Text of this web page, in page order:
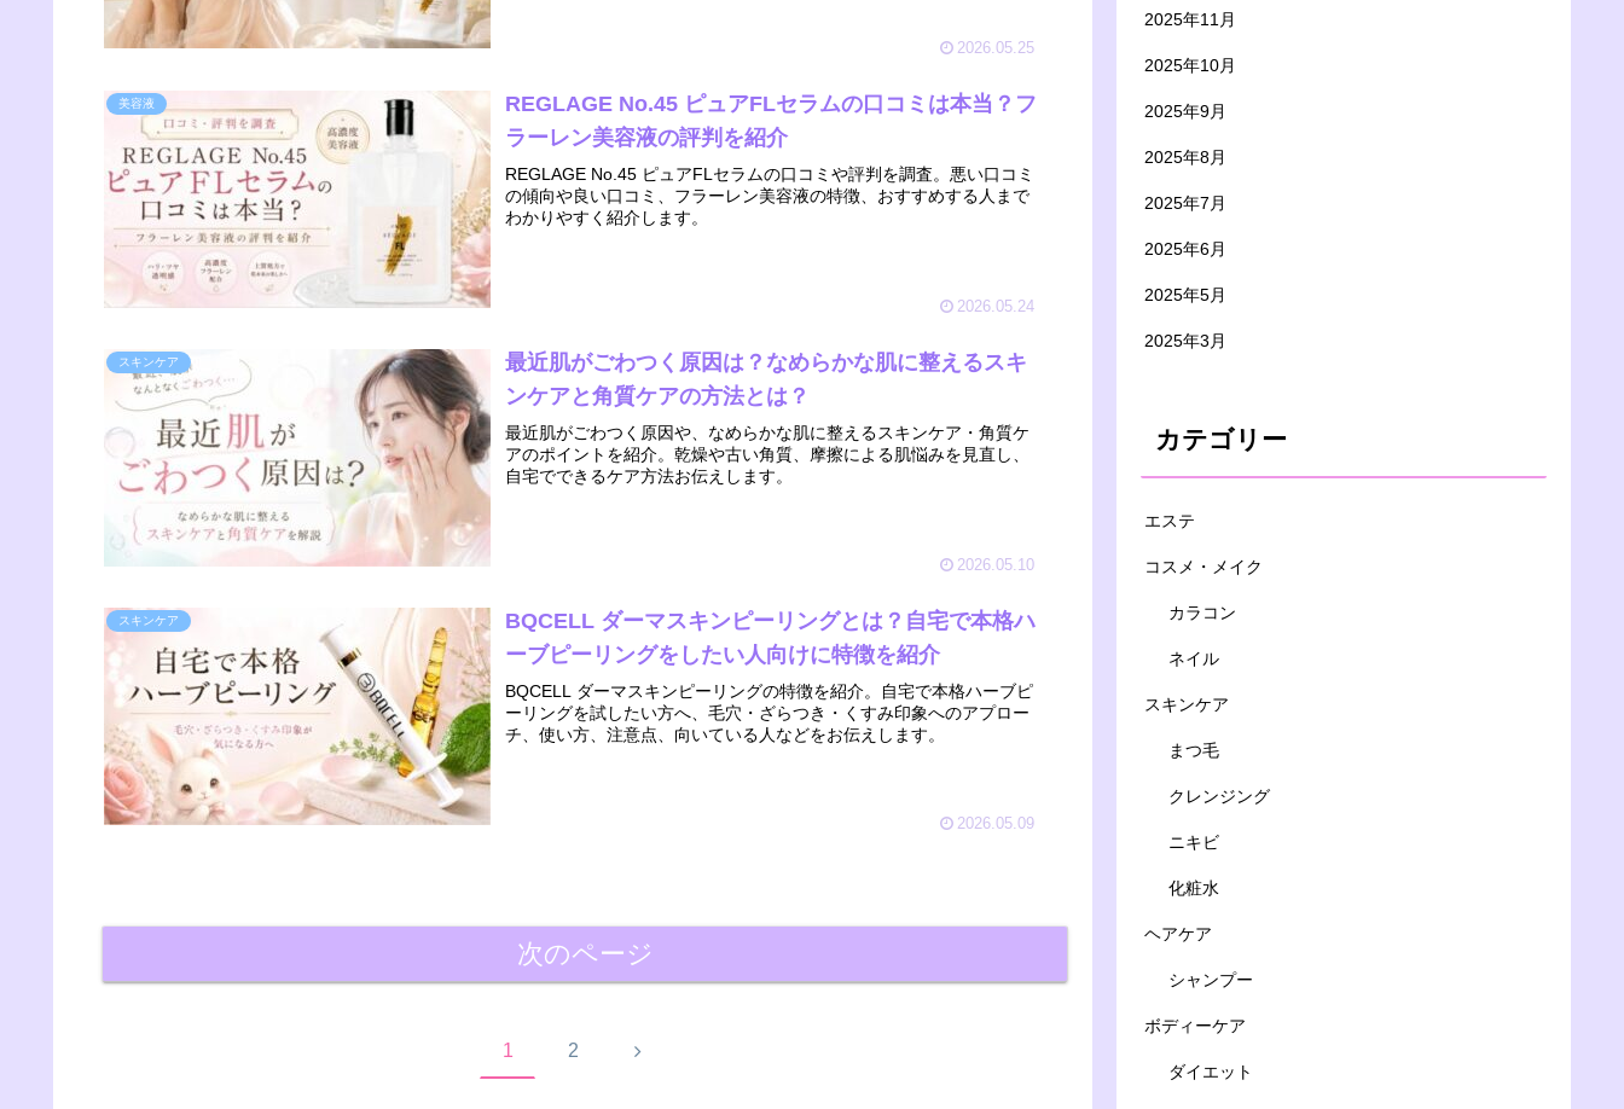
2026.05.25
美容液
REGLAGE No.45 ピュアFLセラムの口コミは本当？フ
ラーレン美容液の評判を紹介
REGLAGE No.45 ピュアFLセラムの口コミや評判を調査。悪い口コミ
の傾向や良い口コミ、フラーレン美容液の特徴、おすすめする人まで
わかりやすく紹介します。
2026.05.24
スキンケア
最近肌がごわつく原因は？なめらかな肌に整えるスキ
ンケアと角質ケアの方法とは？
最近肌がごわつく原因や、なめらかな肌に整えるスキンケア・角質ケ
アのポイントを紹介。乾燥や古い角質、摩擦による肌悩みを見直し、
自宅でできるケア方法お伝えします。
2026.05.10
スキンケア
BQCELL ダーマスキンピーリングとは？自宅で本格ハ
ーブピーリングをしたい人向けに特徴を紹介
BQCELL ダーマスキンピーリングの特徴を紹介。自宅で本格ハーブピ
ーリングを試したい方へ、毛穴・ざらつき・くすみ印象へのアプロー
チ、使い方、注意点、向いている人などをお伝えします。
2026.05.09
次のページ
1 2 次
2025年11月
2025年10月
2025年9月
2025年8月
2025年7月
2025年6月
2025年5月
2025年3月
カテゴリー
エステ
コスメ・メイク
カラコン
ネイル
スキンケア
まつ毛
クレンジング
ニキビ
化粧水
ヘアケア
シャンプー
ボディーケア
ダイエット